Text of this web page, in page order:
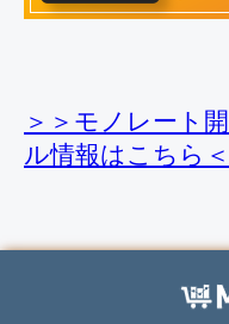
＞＞モノレート
ル情報はこちら